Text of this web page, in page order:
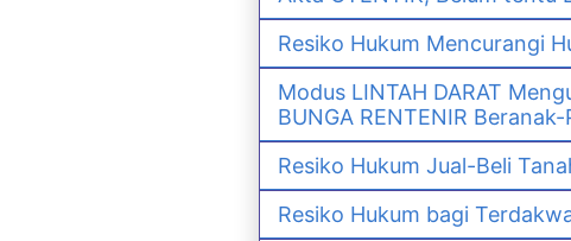
Resiko Hukum Mencurangi
Modus LINTAH DARAT
BUNGA RENTENIR
Resiko Hukum Jual-Beli
Resiko Hukum bagi